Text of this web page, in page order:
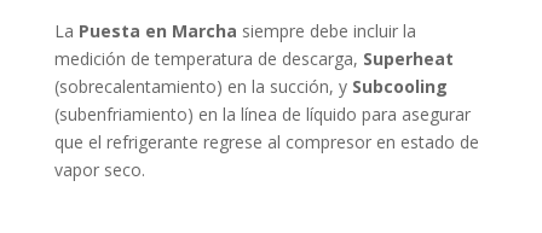
La Puesta en Marcha siempre debe incluir la
medición de temperatura de descarga, Superheat
(sobrecalentamiento) en la succión, y Subcooling
(subenfriamiento) en la línea de líquido para asegurar
que el refrigerante regrese al compresor en estado de
vapor seco.